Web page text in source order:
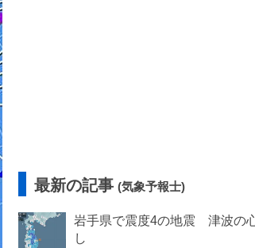
最新の記事 (気象予報士)
岩手県で震度4の地震 津波の
し